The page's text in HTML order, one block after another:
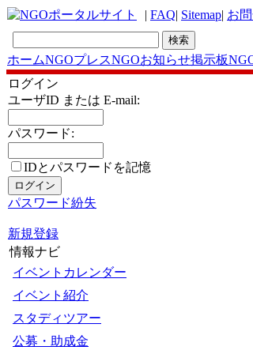
| FAQ| Sitemap| お
ホームNGOプレスNGOお知らせ掲示板
ログイン
ユーザID または E-mail:
パスワード:
IDとパスワードを記憶
パスワード紛失
新規登録
情報ナビ
イベントカレンダー
イベント紹介
スタディツアー
公募・助成金